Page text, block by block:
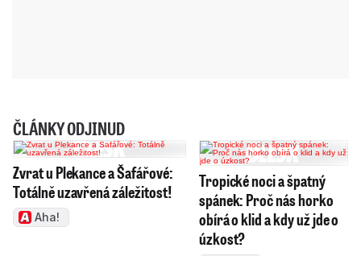
ČLÁNKY ODJINUD
Zvrat u Plekance a Šafářové:
Totálně uzavřená záležitost!
Aha!
Tropické noci a špatný
spánek: Proč nás horko
obírá o klid a kdy už jde o
úzkost?